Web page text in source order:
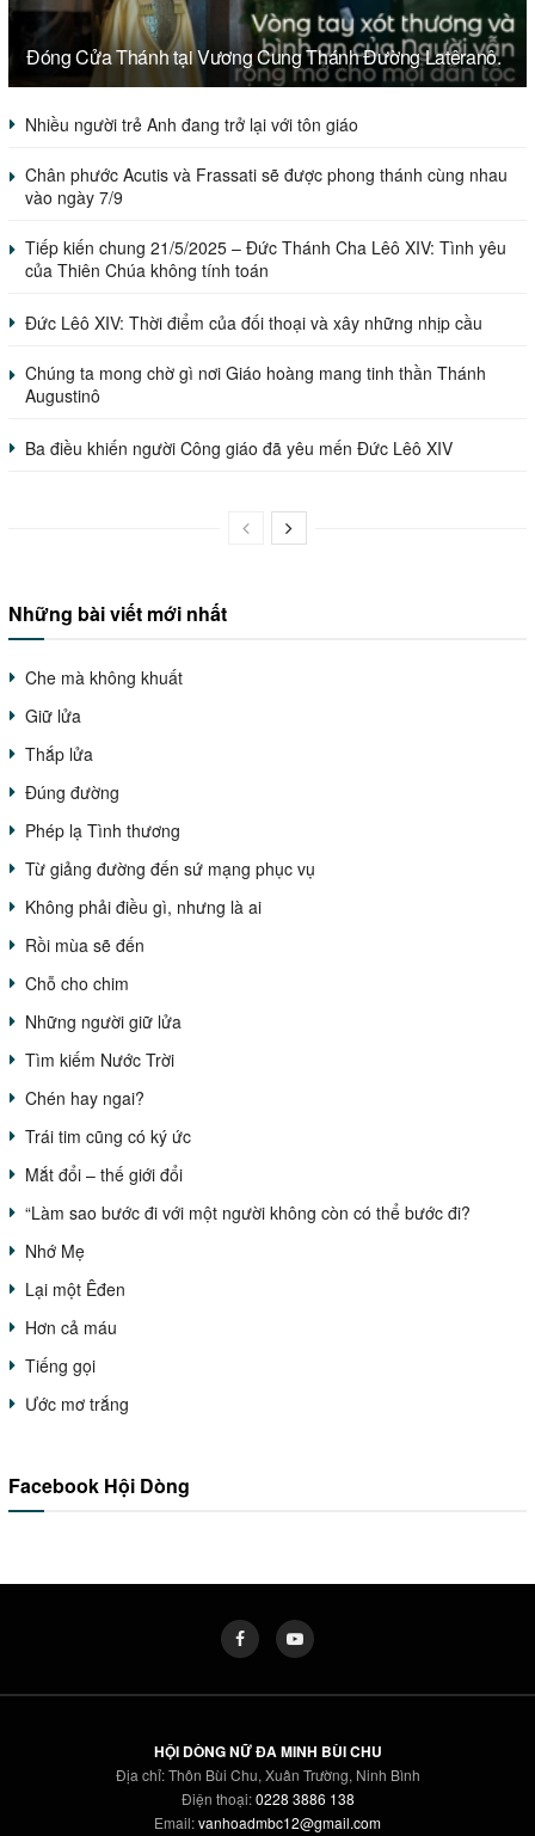
Đóng Cửa Thánh tại Vương Cung Thánh Đường Latêranô.
Nhiều người trẻ Anh đang trở lại với tôn giáo
Chân phước Acutis và Frassati sẽ được phong thánh cùng nhau
vào ngày 7/9
Tiếp kiến chung 21/5/2025 – Đức Thánh Cha Lêô XIV: Tình yêu
của Thiên Chúa không tính toán
Đức Lêô XIV: Thời điểm của đối thoại và xây những nhịp cầu
Chúng ta mong chờ gì nơi Giáo hoàng mang tinh thần Thánh
Augustinô
Ba điều khiến người Công giáo đã yêu mến Đức Lêô XIV
Những bài viết mới nhất
Che mà không khuất
Giữ lửa
Thắp lửa
Đúng đường
Phép lạ Tình thương
Từ giảng đường đến sứ mạng phục vụ
Không phải điều gì, nhưng là ai
Rồi mùa sẽ đến
Chỗ cho chim
Những người giữ lửa
Tìm kiếm Nước Trời
Chén hay ngai?
Trái tim cũng có ký ức
Mắt đổi – thế giới đổi
“Làm sao bước đi với một người không còn có thể bước đi?
Nhớ Mẹ
Lại một Êđen
Hơn cả máu
Tiếng gọi
Ước mơ trắng
Facebook Hội Dòng
HỘI DÒNG NỮ ĐA MINH BÙI CHU
Địa chỉ: Thôn Bùi Chu, Xuân Trường, Ninh Bình
Điện thoại:0228 3886 138
Email:vanhoadmbc12@gmail.com